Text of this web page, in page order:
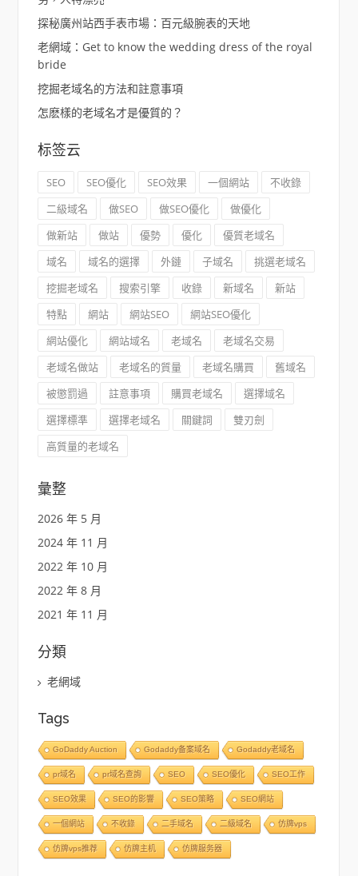
探秘廣州站西手表市場：百元級腕表的天地
老網域：Get to know the wedding dress of the royal
bride
挖掘老域名的方法和註意事項
怎麽樣的老域名才是優質的？
标签云
SEO SEO優化 SEO效果 一個網站
不收錄
二級域名
做SEO 做SEO優化
做優化
做新站
做站 優勢 優化
優質老域名
域名
域名的選擇 外鏈 子域名
挑選老域名
挖掘老域名
搜索引擎 收錄 新域名
新站
特點
網站 網站SEO
網站SEO優化
網站優化
網站域名 老域名
老域名交易
老域名做站
老域名的質量 老域名購買
舊域名
被懲罰過
註意事項 購買老域名
選擇域名
選擇標準
選擇老域名 關鍵詞
雙刃劍
高質量的老域名
彙整
2026 年 5 月
2024 年 11 月
2022 年 10 月
2022 年 8 月
2021 年 11 月
分類
老網域
Tags
GoDaddy Auction Godaddy备案域名 Godaddy老域名
pr域名 pr域名查詢 SEO SEO優化 SEO工作
SEO效果 SEO的影響 SEO策略 SEO網站
一個網站 不收錄 二手域名 二級域名 仿牌vps
仿牌vps推荐 仿牌主机 仿牌服务器